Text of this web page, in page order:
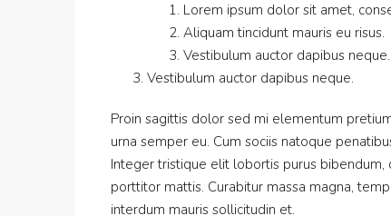
Lorem ipsum dolor sit amet,
Aliquam tincidunt mauris eu risus.
Vestibulum auctor dapibus neque.
Vestibulum auctor dapibus neque.
Proin sagittis dolor sed mi elementum
urna semper eu. Cum sociis natoque
Integer tristique elit lobortis purus
porttitor mattis. Curabitur massa magna,
interdum mauris sollicitudin et.